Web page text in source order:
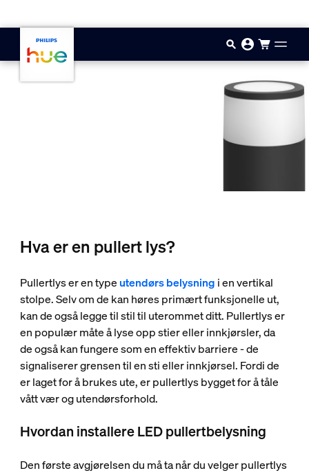
Hva er en pullert lys?
Pullertlys er en type utendørs belysning i en vertikal
stolpe. Selv om de kan høres primært funksjonelle ut,
kan de også legge til stil til uterommet ditt. Pullertlys er
en populær måte å lyse opp stier eller innkjørsler, da
de også kan fungere som en effektiv barriere - de
signaliserer grensen til en sti eller innkjørsel. Fordi de
er laget for å brukes ute, er pullertlys bygget for å tåle
vått vær og utendørsforhold.
Hvordan installere LED pullertbelysning
Den første avgjørelsen du må ta når du velger pullertlys